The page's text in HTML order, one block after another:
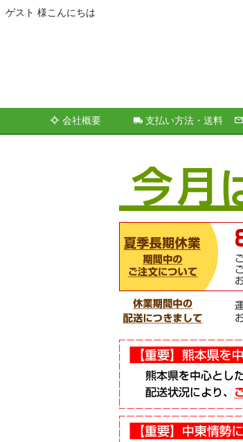
ゲスト 様こんにちは
会社概要 支払い方法・送料